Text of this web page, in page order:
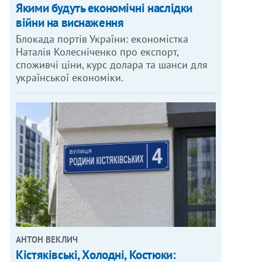
Якими будуть економічні наслідки
війни на виснаження
Блокада портів України: економістка
Наталія Колесніченко про експорт,
споживчі ціни, курс долара та шанси для
української економіки.
АНТОН ВЕКЛИЧ
Кістяківські, Холодні, Костюки: